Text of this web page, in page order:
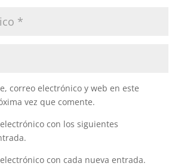
correo electrónico y web en este
vez que comente.
con los siguientes
con cada nueva entrada.